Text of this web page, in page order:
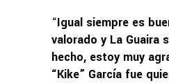
“Igual siempre es
valorado y La Guaira
hecho, estoy muy
“Kike” García fue